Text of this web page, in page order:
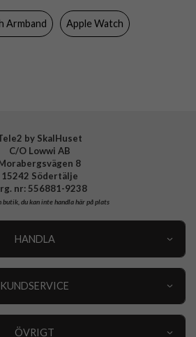
Vattentålig
Armband Apple Watch
by SkalHuset
C/O Lowwi AB
8
15242 Södertälje
nr: 556881-9238
butik, du kan inte handla här på plats
HANDLA
KUNDSERVICE
ÖVRIGT